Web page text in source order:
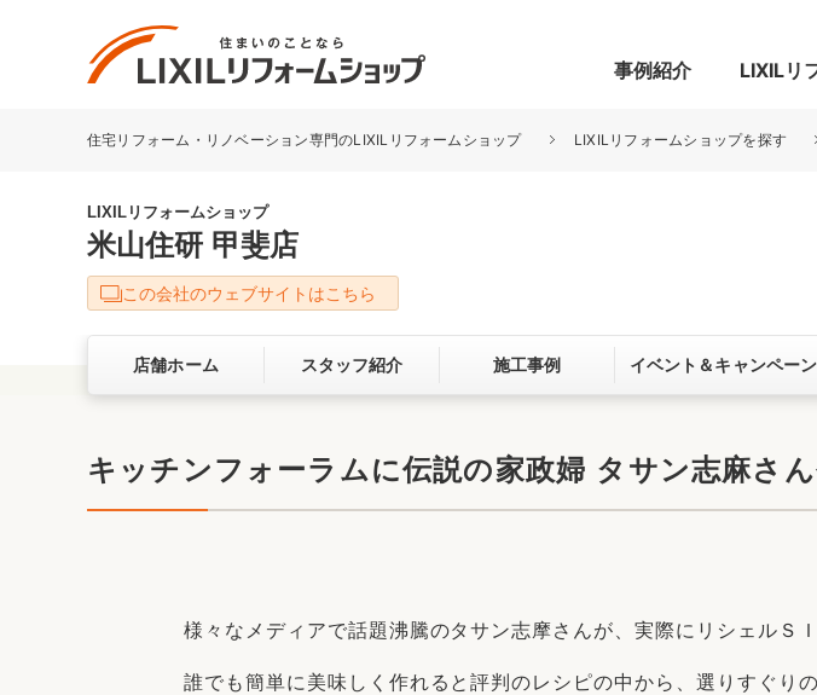
事例紹介
リフォーム事例を探す
キッチン
洗面化粧室 トイレ 玄関まわり
ベランダ・バルコニー ガーデンスペース カースペース
お客さまの声 3Dシミュレーション
LIXILリ
LIXILリフォームショップについて
サービス向上・品質改善の取り組み お客さま満足度アンケート
リフォームコンシェルジュ® ライフスタイルコンパス
住宅リフォーム・リノベーション専門のLIXILリフォームショップ LIXILリフォームショップを探す
LIXILリフォームショップ
米山住研 甲斐店
この会社のウェブサイトはこちら
店舗ホーム スタッフ紹介 施工事例 イベント＆キャンペーン
キッチンフォーラムに伝説の家政婦 タサン志麻さ
様々なメディアで話題沸騰のタサン志摩さんが、実際にリシェルＳ
誰でも簡単に美味しく作れると評判のレシピの中から、選りすぐり